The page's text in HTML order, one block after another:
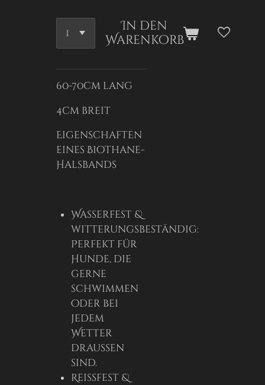
In den
Warenkorb
60-70cm lang
4cm breit
Eigenschaften
eines Biothane-
Halsbands
Wasserfest &
witterungsbeständig:
Perfekt für
Hunde, die
gerne
schwimmen
oder bei
jedem
Wetter
draußen
sind.
Reißfest &